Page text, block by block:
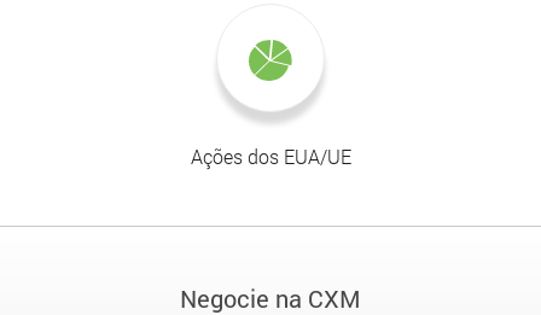
Ações dos EUA/UE
Negocie na CXM